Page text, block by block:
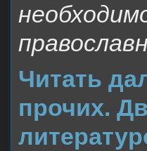
Читать
прочих.